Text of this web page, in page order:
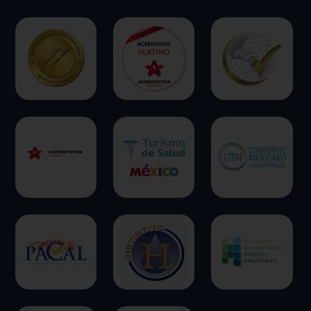
Permitir todas
Sistema de personalización de cookies
Cookies dirigidas
Cookies de funcionalidad
Cookies de rendimiento